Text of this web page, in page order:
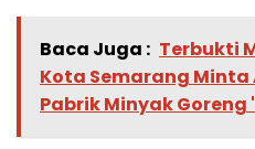
Baca Juga : Terbukti
Kota Semarang Minta
Pabrik Minyak Goreng